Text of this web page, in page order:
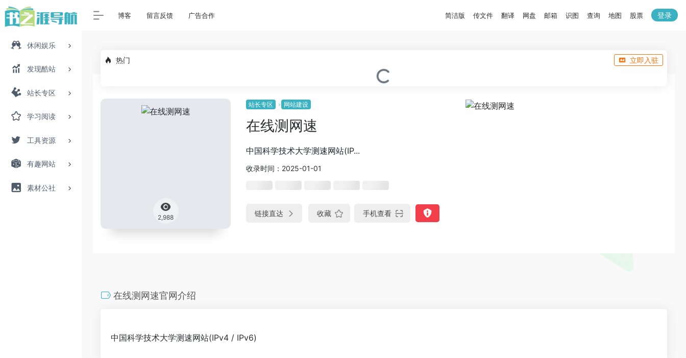
休闲娱乐
发现酷站
站长专区
学习阅读
工具资源
有趣网站
素材公社
博客 留言反馈 广告合作 简洁版 传文件 翻译 网盘 邮箱 识图 查询 地图 股票 登录
热门 立即入驻
2,988
站长专区 网站建设
在线测网速
中国科学技术大学测速网站(IP...
收录时间：2025-01-01
链接直达 收藏 手机查看
在线测网速官网介绍
中国科学技术大学测速网站(IPv4 / IPv6)